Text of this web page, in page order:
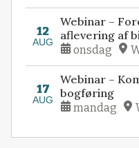
12
AUG
Webinar –
aflevering af
onsdag
17
AUG
Webinar –
bogføring
mandag